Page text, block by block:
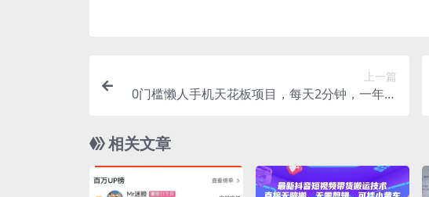
上一篇
0门槛懒人手机天花板项目，每天2分钟，一年保
相关文章